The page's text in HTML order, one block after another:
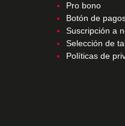
Pro bono
Botón de
Suscripción a
Selección de
Políticas de